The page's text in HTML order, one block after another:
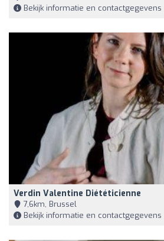
Bekijk informatie en contactgegevens
Verdin Valentine Diététicienne
7,6km, Brussel
Bekijk informatie en contactgegevens